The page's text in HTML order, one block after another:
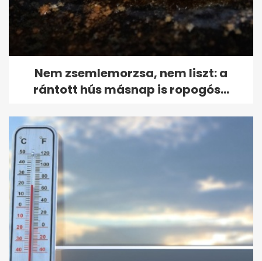
Nem zsemlemorzsa, nem liszt: a
rántott hús másnap is ropogós...